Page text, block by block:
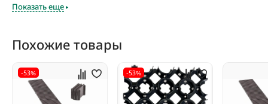
Выглядит дорожка эстетично, ее внешний вид имитирует
безопасность в любую погоду.
Показать еще
Похожие товары
-53% -53%